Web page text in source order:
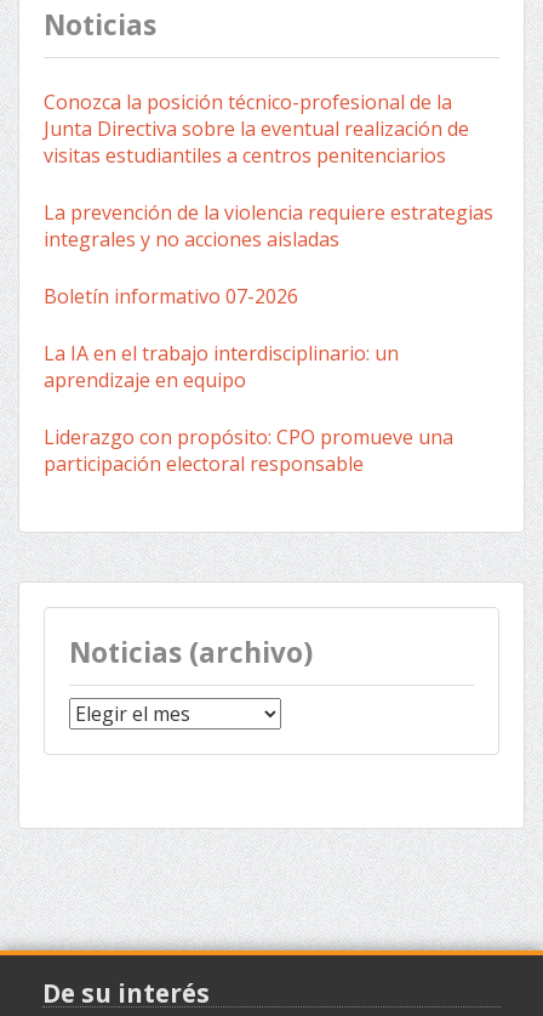
Noticias
Conozca la posición técnico-profesional de la
Junta Directiva sobre la eventual realización de
visitas estudiantiles a centros penitenciarios
La prevención de la violencia requiere estrategias
integrales y no acciones aisladas
Boletín informativo 07-2026
La IA en el trabajo interdisciplinario: un
aprendizaje en equipo
Liderazgo con propósito: CPO promueve una
participación electoral responsable
Noticias (archivo)
Noticias
(archivo)
De su interés